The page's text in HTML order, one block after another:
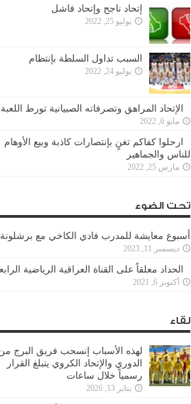
إتحاد ناجح وإتحاد فاشل
يوليو 25, 2022
السبب تداول السلطة بإنتظام
يوليو 24, 2022
الإتحاد المراهق وتصرفاته الصبيانية تورط اللعبة
مايو 6, 2022
ارحلوا كفاكم تغنٍ بإنتصارات كاذبة وبيع الأوهام
للناس والجماهير
مارس 25, 2022
تحت الضوء
أسبوع معايشة للمدرب فادي الكاخي مع
ديسمبر 11, 2023
الحداد معلقاً على القناة العراقية الرياضية
أكتوبر 6, 2021
لقاء
لهذه الأسباب إنسحب فريق البرج
الدوري والإتحاد الكروي يتبلغ القرار
رسمياً خلال ساعات
يناير 13, 2026